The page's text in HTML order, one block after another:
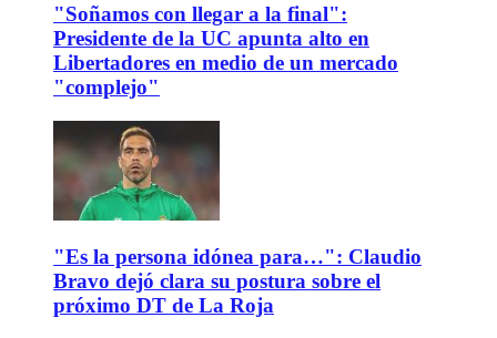
"Soñamos con llegar a la final":
Presidente de la UC apunta alto en
Libertadores en medio de un mercado
"complejo"
"Es la persona idónea para…": Claudio
Bravo dejó clara su postura sobre el
próximo DT de La Roja